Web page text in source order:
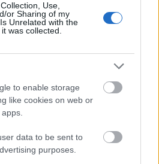
Use,
or Sharing of my
Unrelated with the
was collected.
to enable storage
like cookies on web or
data to be sent to
purposes.
εναντίον του από την
του διαγωνισμού και τι
για την υπόθεση